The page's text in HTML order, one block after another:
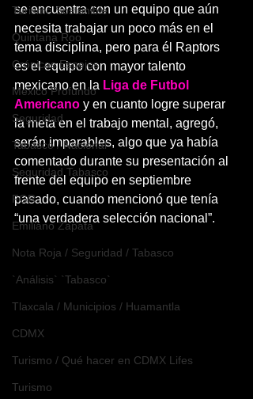
Turismo Sostenible
Quintana Roo
Crónicas Espejos
México Profundo
Seguridad
Tabasco / Nacional
Seguridad Tabasco
FGR
Emiliano Zapata
Nota Roja / Seguridad / Tabasco
`Análisis` `Tabasco`
Tlaxcala / Municipios / Huamantla
CDMX
Turismo / Qué hacer en CDMX Lifes
Turismo
se encuentra con un equipo que aún
necesita trabajar un poco más en el
tema disciplina, pero para él Raptors
es el equipo con mayor talento
mexicano en la Liga de Futbol
Americano y en cuanto logre superar
la meta en el trabajo mental, agregó,
serán imparables, algo que ya había
comentado durante su presentación al
frente del equipo en septiembre
pasado, cuando mencionó que tenía
“una verdadera selección nacional”.